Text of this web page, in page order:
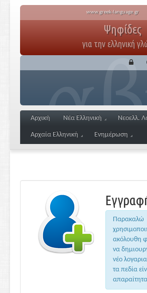
www.greek-language.gr
Ψηφίδες
για την ελληνική
Αρχική Νέα Ελληνική Νεοελλ.
Αρχαία Ελληνική Ενημέρωση
Παρακαλώ
ακόλουθη
να
νέο
τα πεδία